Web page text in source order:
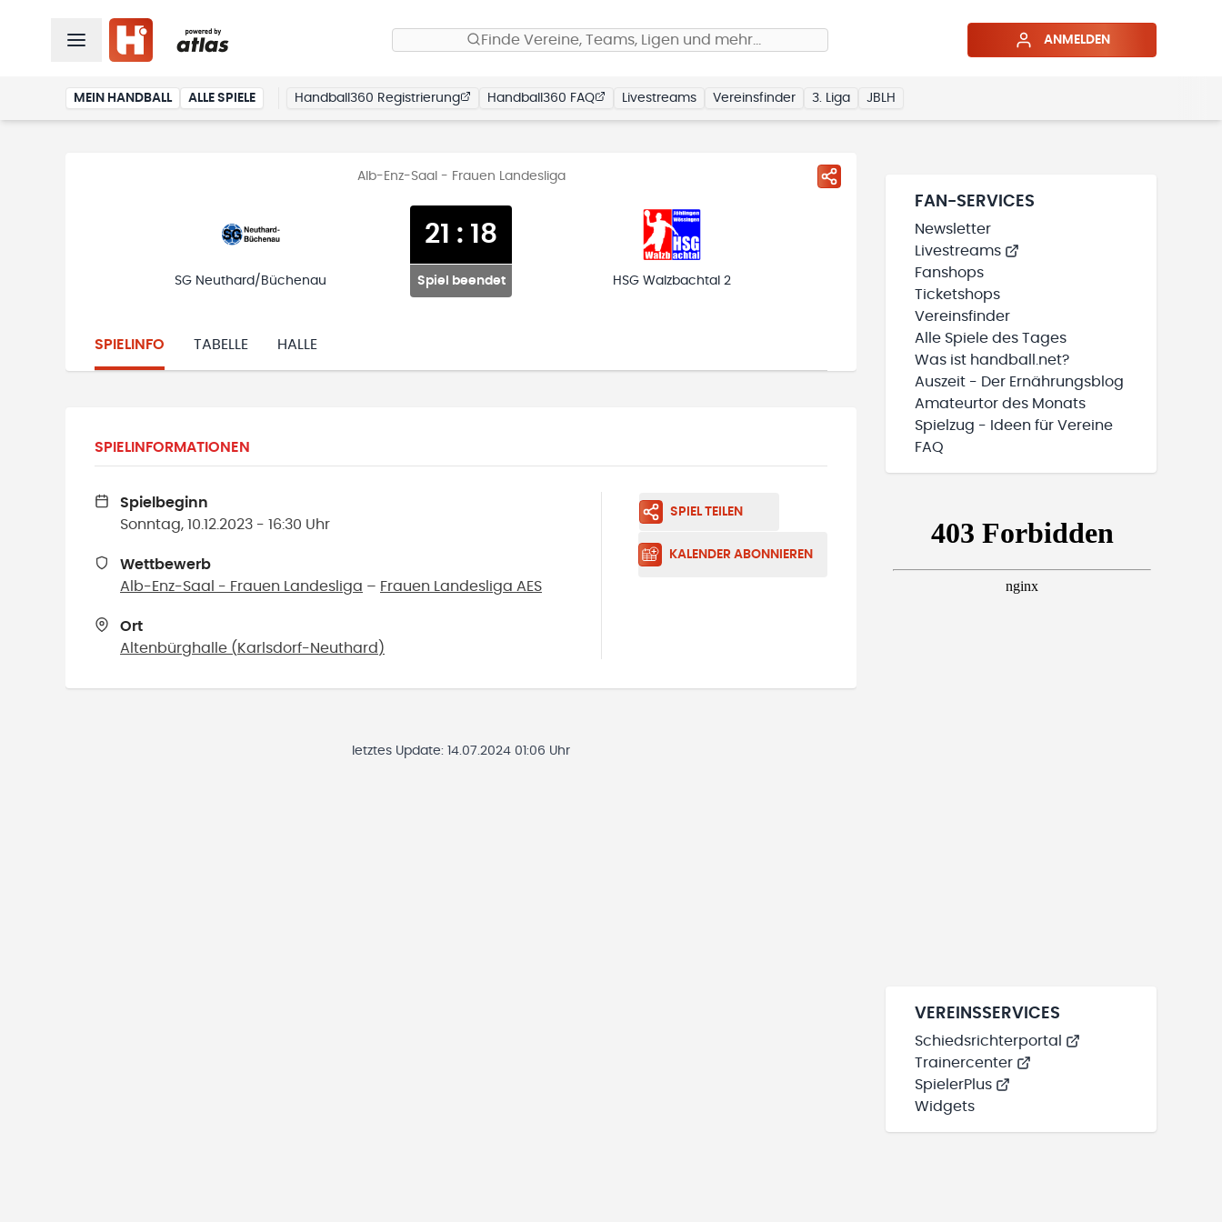
Finde Vereine, Teams, Ligen und mehr… ANMELDEN
MEIN HANDBALL ALLE SPIELE Handball360 Registrierung Handball360 FAQ Livestreams Vereinsfinder 3. Liga JBLH
Alb-Enz-Saal - Frauen Landesliga
SG Neuthard/Büchenau
21 : 18
Spiel beendet HSG Walzbachtal 2
SPIELINFO TABELLE HALLE
SPIELINFORMATIONEN
Spielbeginn
Sonntag, 10.12.2023 - 16:30 Uhr
Wettbewerb
Alb-Enz-Saal - Frauen Landesliga – Frauen Landesliga AES
Ort
Altenbürghalle ( Karlsdorf-Neuthard )
SPIEL TEILEN
KALENDER ABONNIEREN
letztes Update: 14.07.2024 01:06 Uhr
FAN-SERVICES
Newsletter
Livestreams
Fanshops
Ticketshops
Vereinsfinder
Alle Spiele des Tages
Was ist handball.net?
Auszeit - Der Ernährungsblog
Amateurtor des Monats
Spielzug - Ideen für Vereine
FAQ
VEREINSSERVICES
Schiedsrichterportal
Trainercenter
SpielerPlus
Widgets